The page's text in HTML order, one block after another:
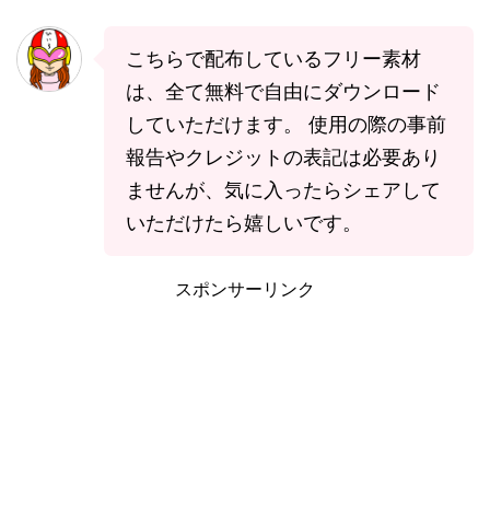
こちらで配布しているフリー素材
は、全て無料で自由にダウンロード
していただけます。 使用の際の事前
報告やクレジットの表記は必要あり
ませんが、気に入ったらシェアして
いただけたら嬉しいです。
スポンサーリンク